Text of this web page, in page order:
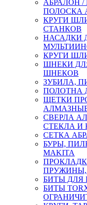
АБРАЛОН
ПОЛОСКА
КРУГИ
СТАНКОВ
НАСАДКИ
КРУГИ
ШНЕКИ
ШНЕКОВ
ЗУБИЛА,
ПОЛОТНА
ЩЕТКИ
СВЕРЛА
СТЕКЛА И
СЕТКА
БУРЫ,
MAKITA
ПРУЖИНЫ,
БИТЫ ДЛЯ
БИТЫ